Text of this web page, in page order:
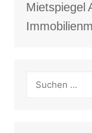
Mietspiegel